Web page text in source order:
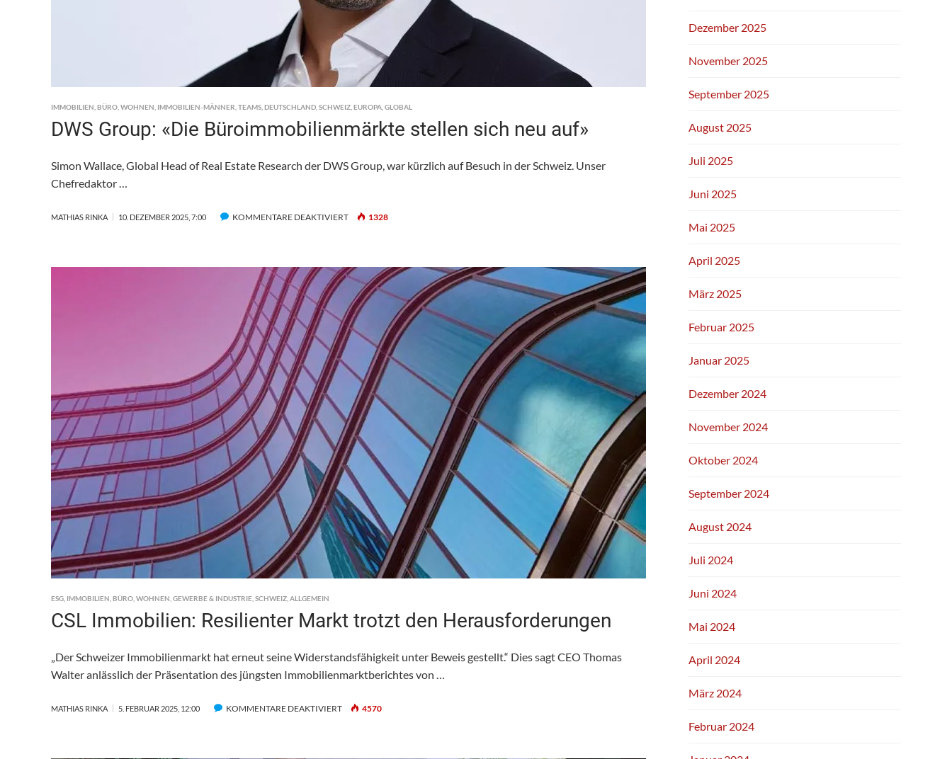
IMMOBILIEN BÜRO WOHNEN IMMOBILIEN-MÄNNER TEAMS DEUTSCHLAND SCHWEIZ EUROPA GLOBAL
DWS Group: «Die Büroimmobilienmärkte stellen sich neu auf»
Simon Wallace, Global Head of Real Estate Research der DWS Group, war kürzlich auf Besuch in der Schweiz. Unser
Chefredaktor …
MATHIAS RINKA 10. DEZEMBER 2025, 7:00 KOMMENTARE DEAKTIVIERTFÜR
BÜROIMMOBILIENMÄRKTE
STELLEN
SICH
NEU
AUF»
1328
ESG IMMOBILIEN BÜRO WOHNEN GEWERBE & INDUSTRIE SCHWEIZ ALLGEMEIN
CSL Immobilien: Resilienter Markt trotzt den Herausforderungen
„Der Schweizer Immobilienmarkt hat erneut seine Widerstandsfähigkeit unter Beweis gestellt.“ Dies sagt CEO Thomas
Walter anlässlich der Präsentation des jüngsten Immobilienmarktberichtes von …
MATHIAS RINKA 5. FEBRUAR 2025, 12:00 KOMMENTARE DEAKTIVIERTFÜR 4570
Dezember 2025
November 2025
September 2025
August 2025
Juli 2025
Juni 2025
Mai 2025
April 2025
März 2025
Februar 2025
Januar 2025
Dezember 2024
November 2024
Oktober 2024
September 2024
August 2024
Juli 2024
Juni 2024
Mai 2024
April 2024
März 2024
Februar 2024